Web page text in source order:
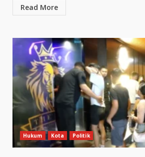
Read More
Hukum Kota Politik